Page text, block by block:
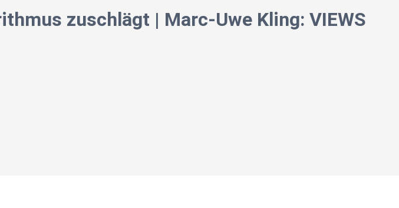
zuschlägt | Marc‑Uwe Kling: VIEWS